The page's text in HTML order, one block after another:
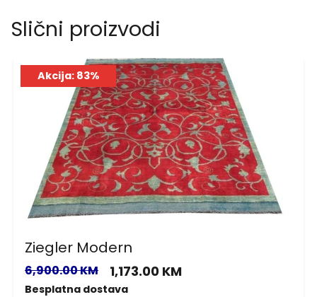
Slični proizvodi
Akcija: 83%
Ziegler Modern
6,900.00 KM 1,173.00 KM
Besplatna dostava